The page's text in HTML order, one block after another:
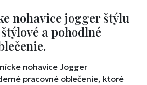
nohavice jogger štýlu
a pohodlné
nohavice Jogger
pracovné oblečenie, ktoré